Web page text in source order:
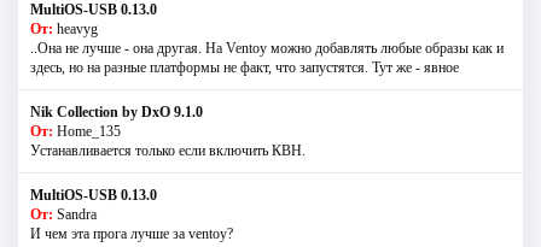
MultiOS-USB 0.13.0
От: heavyg
..Она не лучше - она другая. На Ventoy можно добавлять любые образы как и
здесь, но на разные платформы не факт, что запустятся. Тут же - явное
Nik Collection by DxO 9.1.0
От: Home_135
Устанавливается только если включить КВН.
MultiOS-USB 0.13.0
От: Sandra
И чем эта прога лучше за ventoy?